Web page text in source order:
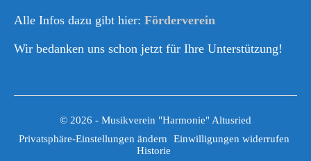
Alle Infos dazu gibt hier: Förderverein
Wir bedanken uns schon jetzt für Ihre Unterstützung!
© 2026 - Musikverein "Harmonie" Altusried
Privatsphäre-Einstellungen ändern
Einwilligungen widerrufen
Historie